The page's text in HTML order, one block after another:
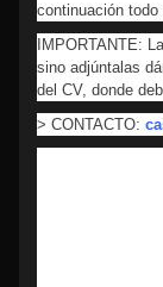
continuación todo
IMPORTANTE:
sino adjúntalas
del CV, donde
> CONTACTO: